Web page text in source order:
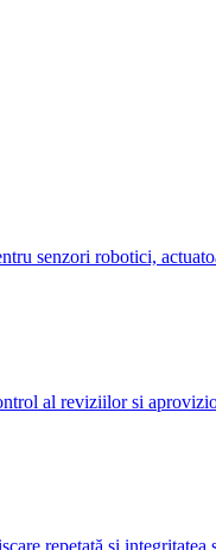
senzori robotici,
al reviziilor si
repetată și